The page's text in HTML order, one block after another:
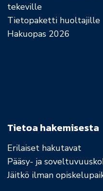
tekeville
Tietopaketti huoltajille
Hakuopas 2026
Tietoa hakemisesta
Erilaiset hakutavat
Pääsy- ja
Jäitkö ilman